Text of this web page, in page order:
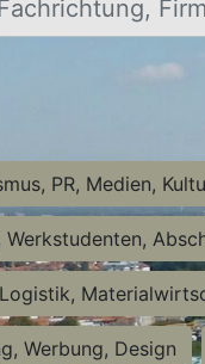
PR, Medien,
Werkstudenten,
Werbung, Design